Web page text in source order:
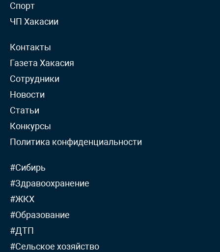
Спорт
ЧП Хакасии
Контакты
Газета Хакасия
Сотрудники
Новости
Статьи
Конкурсы
Политика конфиденциальности
#Сибирь
#Здравоохранение
#ЖКХ
#Образование
#ДТП
#Сельское хозяйство